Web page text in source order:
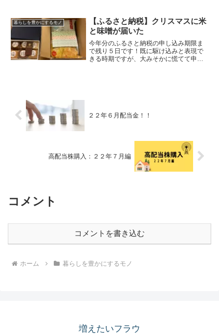
びりくつろぐ、本を読んだりスマホやタ
ブレットで映画を見たりして...
暮らしを豊かにするモノ
【ふるさと納税】クリスマスに米
と味噌が届いた
今年分のふるさと納税の申し込み期限ま
で残り５日です！既に駆け込みと表現で
きる時期ですが、大みそかに慌てて申し
２２年６月配当金！！
高配当株購入：２２年７月編
コメント
コメントを書き込む
ホーム 暮らしを豊かにするモノ
増えたいフラウ